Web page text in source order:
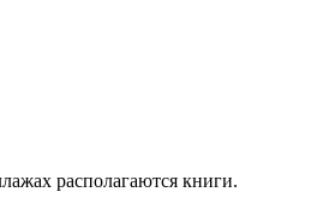
располагаются книги.